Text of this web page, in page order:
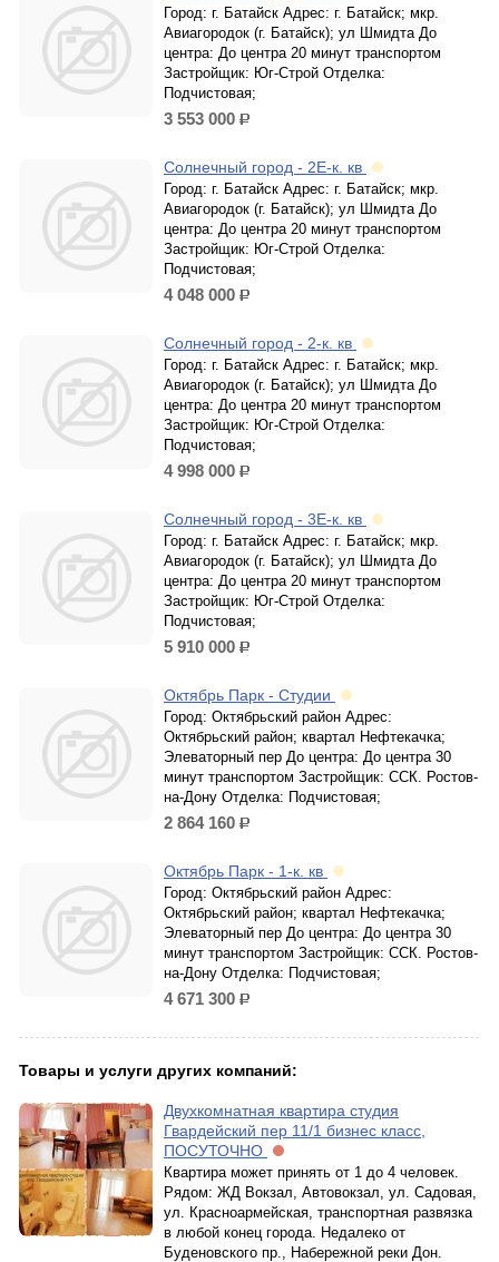
Город: г. Батайск Адрес: г. Батайск; мкр.
Авиагородок (г. Батайск); ул Шмидта До
центра: До центра 20 минут транспортом
Застройщик: Юг-Строй Отделка:
Подчистовая;
3 553 000 р.
Солнечный город - 2Е-к. кв
Город: г. Батайск Адрес: г. Батайск; мкр.
Авиагородок (г. Батайск); ул Шмидта До
центра: До центра 20 минут транспортом
Застройщик: Юг-Строй Отделка:
Подчистовая;
4 048 000 р.
Солнечный город - 2-к. кв
Город: г. Батайск Адрес: г. Батайск; мкр.
Авиагородок (г. Батайск); ул Шмидта До
центра: До центра 20 минут транспортом
Застройщик: Юг-Строй Отделка:
Подчистовая;
4 998 000 р.
Солнечный город - 3Е-к. кв
Город: г. Батайск Адрес: г. Батайск; мкр.
Авиагородок (г. Батайск); ул Шмидта До
центра: До центра 20 минут транспортом
Застройщик: Юг-Строй Отделка:
Подчистовая;
5 910 000 р.
Октябрь Парк - Студии
Город: Октябрьский район Адрес:
Октябрьский район; квартал Нефтекачка;
Элеваторный пер До центра: До центра 30
минут транспортом Застройщик: ССК. Ростов-
на-Дону Отделка: Подчистовая;
2 864 160 р.
Октябрь Парк - 1-к. кв
Город: Октябрьский район Адрес:
Октябрьский район; квартал Нефтекачка;
Элеваторный пер До центра: До центра 30
минут транспортом Застройщик: ССК. Ростов-
на-Дону Отделка: Подчистовая;
4 671 300 р.
Товары и услуги других компаний:
Двухкомнатная квартира студия
Гвардейский пер 11/1 бизнес класс,
ПОСУТОЧНО
Квартира может принять от 1 до 4 человек.
Рядом: ЖД Вокзал, Автовокзал, ул. Садовая,
ул. Красноармейская, транспортная развязка
в любой конец города. Недалеко от
Буденовского пр., Набережной реки Дон.